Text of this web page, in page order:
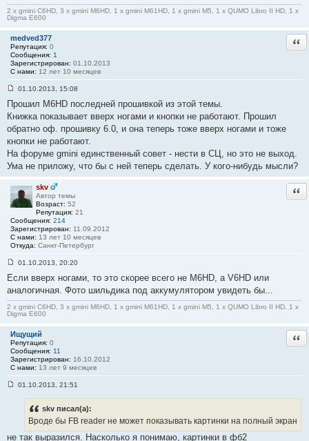
б
щ
е
н
и
е
#
1
2
6
2 x gmini C6HD, 3 x gmini M6HD, 1 x gmini M61HD, 1 x gmini M5, 1 x QUMO Libro II HD, 1 x
Digma E600
medved377
Репутация: 0
Сообщения: 1
Зарегистрирован: 01.10.2013
С нами: 12 лет 10 месяцев
о
б
щ
е
н
и
#
1
2
7
01.10.2013, 15:08
Прошил M6HD последней прошивкой из этой темы.
Книжка показывает вверх ногами и кнопки не работают. Прошил
обратно оф. прошивку 6.0, и она теперь тоже вверх ногами и тоже
кнопки не работают.
На форуме gmini единственный совет - нести в СЦ, но это не выход.
Ума не приложу, что бы с ней теперь сделать. У кого-нибудь мысли?
skv
Автор темы
Возраст: 52
Репутация: 21
Сообщения: 214
Зарегистрирован: 11.09.2012
С нами: 13 лет 10 месяцев
Откуда: Санкт-Петербург
о
б
щ
е
н
и
е
#
1
2
8
01.10.2013, 20:20
Если вверх ногами, то это скорее всего не M6HD, а V6HD или
аналогичная. Фото шильдика под аккумулятором увидеть бы...
2 x gmini C6HD, 3 x gmini M6HD, 1 x gmini M61HD, 1 x gmini M5, 1 x QUMO Libro II HD, 1 x
Digma E600
Ищущий
Репутация: 0
Сообщения: 11
Зарегистрирован: 16.10.2012
С нами: 13 лет 9 месяцев
01.10.2013, 21:51
skv писал(а):
Вроде бы FB reader не может показывать картинки на полный экран
не так выразился. Насколько я понимаю, картинки в фб2